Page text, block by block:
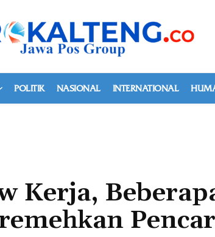
POLITIK NASIONAL INTERNATIONAL
Kerja,